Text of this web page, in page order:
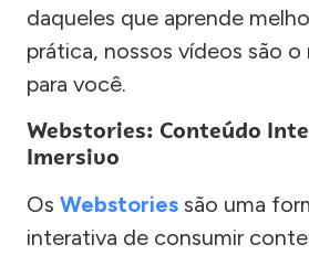
daqueles que aprende
prática, nossos vídeos são o
para você.
Webstories: Conteúdo
Imersivo
Os Webstories são uma
interativa de consumir